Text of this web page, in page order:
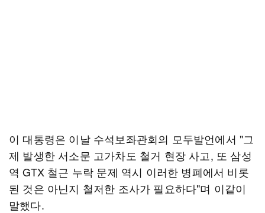
이 대통령은 이날 수석보좌관회의 모두발언에서 "그
제 발생한 서소문 고가차도 철거 현장 사고, 또 삼성
역 GTX 철근 누락 문제 역시 이러한 병폐에서 비롯
된 것은 아닌지 철저한 조사가 필요하다"며 이같이
말했다.